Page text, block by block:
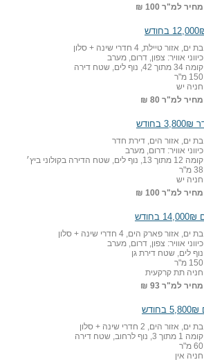
מחיר למ"ר 100 ₪
בת ים, אזור טיילת, 4 חדרי שינה + סלון
כיווני אוויר: צפון, דרום, מערב
קומה 34 מתוך 42, נוף לים, שטח דירה
150 מ"ר
חניה יש
מחיר למ"ר 80 ₪
בת ים, אזור הים, דירת חדר
כיווני אוויר: דרום, מערב
קומה 12 מתוך 13, נוף לים, שטח הדירה בקולוני ביץ׳
38 מ"ר
חניה יש
מחיר למ"ר 100 ₪
בת ים, אזור פארק הים, 4 חדרי שינה + סלון
כיווני אוויר: צפון, דרום, מערב
נוף לים, שטח דירת גן
150 מ"ר
חניה תת קרקעית
מחיר למ"ר 93 ₪
בת ים, אזור הים, 2 חדרי שינה + סלון
קומה 1 מתוך 3, נוף לרחוב, שטח דירה
60 מ"ר
חניה אין